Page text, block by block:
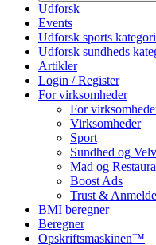
Udforsk
Events
Udforsk sports
Udforsk sundheds
Artikler
Login / Register
For virksomheder
For
Virksomheder
Sport
Sundhed og
Mad og
Boost Ads
Trust &
BMI beregner
Beregner
Opskriftsmaskinen™